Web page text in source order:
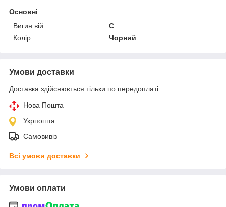
Основні
Вигин вій
C
Колір
Чорний
Умови доставки
Доставка здійснюється тільки по передоплаті.
Нова Пошта
Укрпошта
Самовивіз
Всі умови доставки
Умови оплати